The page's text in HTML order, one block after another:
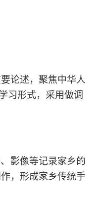
论述，聚焦中华人
习形式，采用做调
影像等记录家乡的
，形成家乡传统手